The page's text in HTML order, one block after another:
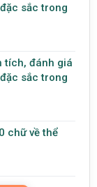
sắc trong
tích, đánh giá
sắc trong
chữ về thể